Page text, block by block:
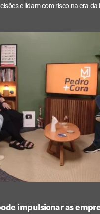
e lidam com risco na era da
impulsionar as